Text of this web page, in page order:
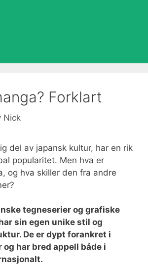
Forklart
Nick
del av japansk kultur, har en rik
popularitet. Men hva er
og hva skiller den fra andre
tegneserier og grafiske
sin egen unike stil og
De er dypt forankret i
har bred appell både i